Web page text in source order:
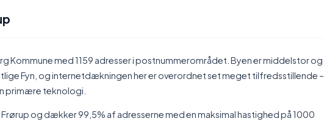
Kommune med 1159 adresser i postnummerområdet. Byen er middelstor og
Fyn, og internetdækningen her er overordnet set meget tilfredsstillende –
primære teknologi.
og dækker 99,5% af adresserne med en maksimal hastighed på 1000